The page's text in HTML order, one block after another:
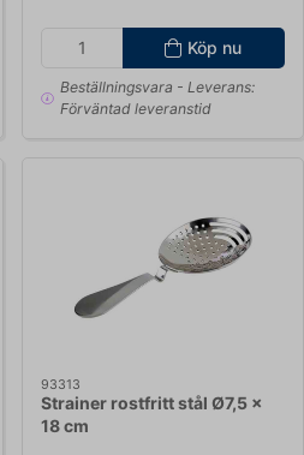
Köp nu
Beställningsvara - Leverans:
Förväntad leveranstid
93313
Strainer rostfritt stål Ø7,5 x
18 cm